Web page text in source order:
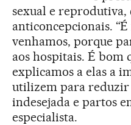
sexual e reprodutiva,
anticoncepcionais.
venhamos, porque
aos hospitais. É bom
explicamos a elas a
utilizem para reduzir
indesejada e partos
especialista.